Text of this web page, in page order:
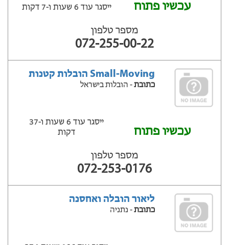
עכשיו פתוח ייסגר עוד 6 שעות ‫ו-7 דקות
מספר טלפון
072-255-00-22
Small-Moving הובלות קטנות
כתובת- הובלות בישראל
עכשיו פתוח
ייסגר עוד 6 שעות ‫ו-37
דקות
מספר טלפון
072-253-0176
ליאור הובלה ואחסנה
כתובת- נתניה